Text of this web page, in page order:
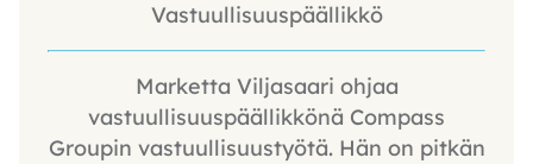
Vastuullisuuspäällikkö
Marketta Viljasaari ohjaa
vastuullisuuspäällikkönä Compass
Groupin vastuullisuustyötä. Hän on pitkän